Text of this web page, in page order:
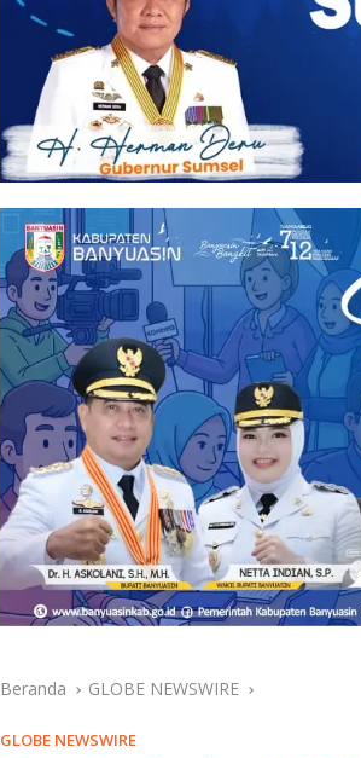
Beranda GLOBE NEWSWIRE
GLOBE NEWSWIRE